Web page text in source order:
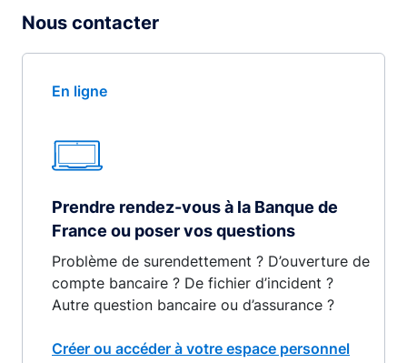
Nous contacter
En ligne
Prendre rendez-vous à la Banque de
France ou poser vos questions
Problème de surendettement ? D’ouverture de
compte bancaire ? De fichier d’incident ?
Autre question bancaire ou d’assurance ?
Créer ou accéder à votre espace personnel